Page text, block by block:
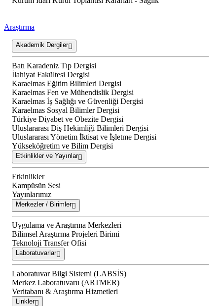
Araştırma
Akademik Dergiler
Batı Karadeniz Tıp Dergisi
İlahiyat Fakültesi Dergisi
Karaelmas Eğitim Bilimleri Dergisi
Karaelmas Fen ve Mühendislik Dergisi
Karaelmas İş Sağlığı ve Güvenliği Dergisi
Karaelmas Sosyal Bilimler Dergisi
Türkiye Diyabet ve Obezite Dergisi
Uluslararası Diş Hekimliği Bilimleri Dergisi
Uluslararası Yönetim İktisat ve İşletme Dergisi
Yükseköğretim ve Bilim Dergisi
Etkinlikler ve Yayınlar
Etkinlikler
Kampüsün Sesi
Yayınlarımız
Merkezler / Birimler
Uygulama ve Araştırma Merkezleri
Bilimsel Araştırma Projeleri Birimi
Teknoloji Transfer Ofisi
Laboratuvarlar
Laboratuvar Bilgi Sistemi (LABSİS)
Merkez Laboratuvaru (ARTMER)
Veritabanı & Araştırma Hizmetleri
Linkler